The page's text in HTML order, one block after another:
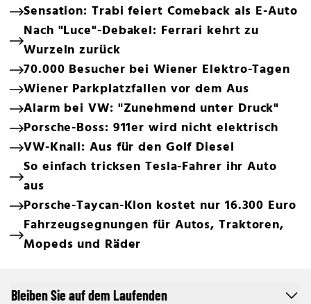
Sensation: Trabi feiert Comeback als E-Auto
Nach "Luce"-Debakel: Ferrari kehrt zu
Wurzeln zurück
70.000 Besucher bei Wiener Elektro-Tagen
Wiener Parkplatzfallen vor dem Aus
Alarm bei VW: "Zunehmend unter Druck"
Porsche-Boss: 911er wird nicht elektrisch
VW-Knall: Aus für den Golf Diesel
So einfach tricksen Tesla-Fahrer ihr Auto
aus
Porsche-Taycan-Klon kostet nur 16.300 Euro
Fahrzeugsegnungen für Autos, Traktoren,
Mopeds und Räder
Bleiben Sie auf dem Laufenden